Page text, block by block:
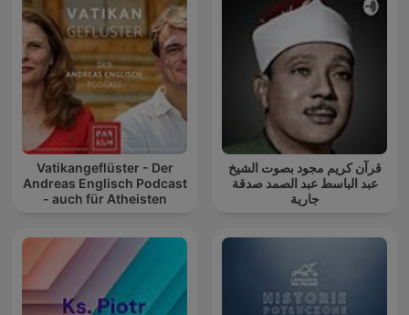
Vatikangeflüster - Der
Andreas Englisch Podcast
- auch für Atheisten
قرآن كريم مجود بصوت الشيخ
عبد الباسط عبد الصمد صدقة
جارية